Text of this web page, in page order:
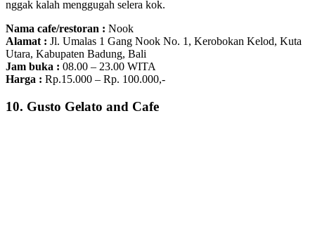
nggak kalah menggugah selera kok.
Nama cafe/restoran : Nook
Alamat : Jl. Umalas 1 Gang Nook No. 1, Kerobokan Kelod, Kuta
Utara, Kabupaten Badung, Bali
Jam buka : 08.00 – 23.00 WITA
Harga : Rp.15.000 – Rp. 100.000,-
10. Gusto Gelato and Cafe